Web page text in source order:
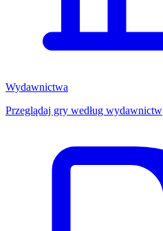
Wydawnictwa
Przeglądaj gry według wydawnictw